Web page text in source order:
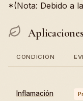
*(Nota: Debido a la
CONDICIÓN
Inflamación